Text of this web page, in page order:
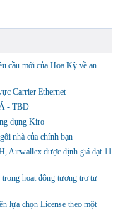
cầu mới của Hoa Kỳ về an
Carrier Ethernet
- TBD
dụng Kiro
nhà của chính bạn
Airwallex được định giá đạt 11
hoạt động tương trợ tư
lựa chọn License theo một